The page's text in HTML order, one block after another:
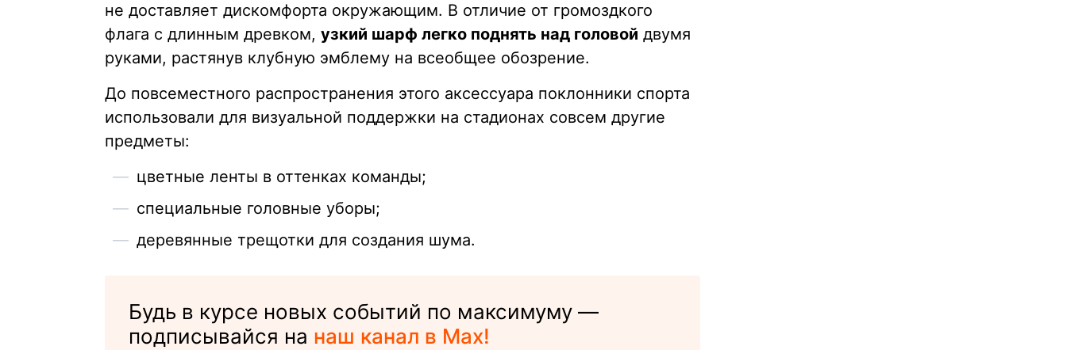
не доставляет дискомфорта окружающим. В отличие от громоздкого
флага с длинным древком, узкий шарф легко поднять над головой двумя
руками, растянув клубную эмблему на всеобщее обозрение.
До повсеместного распространения этого аксессуара поклонники спорта
использовали для визуальной поддержки на стадионах совсем другие
предметы:
цветные ленты в оттенках команды;
специальные головные уборы;
деревянные трещотки для создания шума.
Будь в курсе новых событий по максимуму —
подписывайся на наш канал в Max!